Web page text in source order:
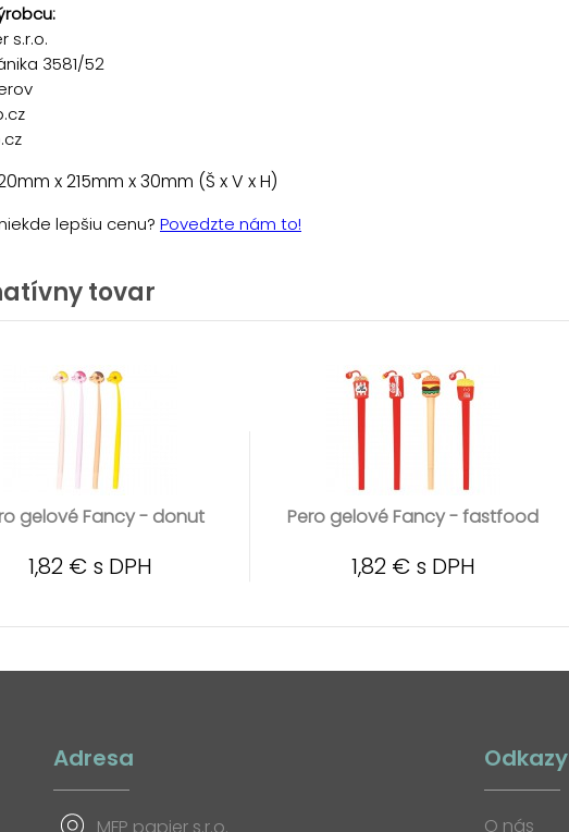
s.r.o.
3581/52
x 215mm x 30mm (Š x V x H)
lepšiu cenu? Povedzte nám to!
tovar
gelové Fancy - donut
1,82 € s DPH
Pero gelové Fancy - fastfood
1,82 € s DPH
Adresa
MFP papier s.r.o.
Odkazy
O nás